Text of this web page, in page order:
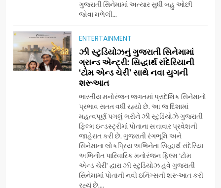
ગુજરાતી સિનેમામાં અત્યાર સુધી બહુ ઓછી
જોવા મળેલી...
ENTERTAINMENT
ઝી સ્ટુડિયોઝનું ગુજરાતી સિનેમામાં
ગ્રાન્ડ એન્ટ્રી: સિદ્ધાર્થ રાંદેરિયાની
‘ટોમ એન્ડ ચેરી’ સાથે નવા યુગની
શરૂઆત
ભારતીય મનોરંજન જગતમાં પ્રાદેશિક સિનેમાનો
પ્રભાવ સતત વધી રહ્યો છે. આ જ દિશામાં
મહત્વપૂર્ણ પગલું ભરીને ઝી સ્ટુડિયોઝે ગુજરાતી
ફિલ્મ ઇન્ડસ્ટ્રીમાં પોતાના સત્તાવાર પ્રવેશની
જાહેરાત કરી છે. ગુજરાતી રંગભૂમિ અને
સિનેમાના લોકપ્રિય અભિનેતા સિદ્ધાર્થ રાંદેરિયા
અભિનીત પારિવારિક મનોરંજન ફિલ્મ ‘ટોમ
એન્ડ ચેરી’ દ્વારા ઝી સ્ટુડિયોઝ હવે ગુજરાતી
સિનેમામાં પોતાની નવી ઇનિંગ્સની શરૂઆત કરી
રહ્યું છે....
5
ડો. મિતાલી નાગ (આર્ક ઇવેન્ટ્સ)
દ્વારા કિશોર કુમારની જન્મજયંતિ
નિમિત્તે સંગીતમય શ્રદ્ધાંજલિ
AHMEDABAD
177 દેશો અને 52 લાખ દર્શકો:
ગુજરાતી OTT પ્લેટફોર્મ ‘જોજો’
(JOJO) નો વિશ્વભરમાં દબદબો
BUSINESS